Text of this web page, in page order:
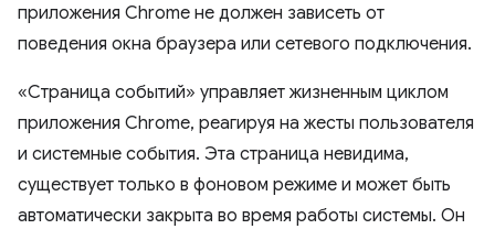
приложения Chrome не должен зависеть от
поведения окна браузера или сетевого подключения.
«Страница событий» управляет жизненным циклом
приложения Chrome, реагируя на жесты пользователя
и системные события. Эта страница невидима,
существует только в фоновом режиме и может быть
автоматически закрыта во время работы системы. Он